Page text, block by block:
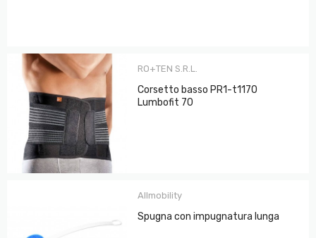
RO+TEN S.R.L.
Corsetto basso PR1-t1170
Lumbofit 70
Allmobility
Spugna con impugnatura lunga